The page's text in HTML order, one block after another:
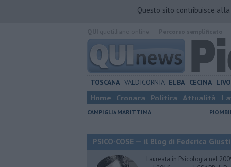
Questo sito contribuisce alla
TOSCANA VALDICORNIA ELBA CECINA
Home Cronaca Politica Attualità
CAMPIGLIA MARITTIMA
PSICO-COSE — il Blog di Federica Giusti
Laureata in Psicologia nel